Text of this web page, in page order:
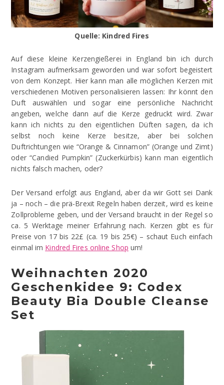
Quelle: Kindred Fires
Auf diese kleine Kerzengießerei in England bin ich durch
Instagram aufmerksam geworden und war sofort begeistert
von dem Konzept. Hier kann man alle möglichen Kerzen mit
verschiedenen Motiven personalisieren lassen: Ihr könnt den
Duft auswählen und sogar eine persönliche Nachricht
angeben, welche dann auf die Kerze gedruckt wird. Zwar
kann ich nichts zu den eigentlichen Düften sagen, da ich
selbst noch keine Kerze besitze, aber bei solchen
Duftrichtungen wie “Orange & Cinnamon” (Orange und Zimt)
oder “Candied Pumpkin” (Zuckerkürbis) kann man eigentlich
nichts falsch machen, oder?
Der Versand erfolgt aus England, aber da wir Gott sei Dank
ja – noch – die prä-Brexit Regeln haben derzeit, wird es keine
Zollprobleme geben, und der Versand braucht in der Regel so
ca. 5 Werktage meiner Erfahrung nach. Kerzen gibt es für
Preise von 17 bis 22£ (ca. 19 bis 25€) – schaut Euch einfach
einmal im Kindred Fires online Shop um!
Weihnachten 2020
Geschenkidee 9: Codex
Beauty Bia Double Cleanse
Set